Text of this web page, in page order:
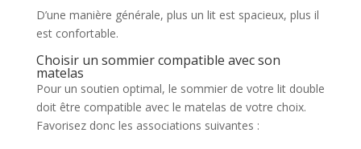
D’une manière générale, plus un lit est spacieux, plus il
est confortable.
Choisir un sommier compatible avec son
matelas
Pour un soutien optimal, le sommier de votre lit double
doit être compatible avec le matelas de votre choix.
Favorisez donc les associations suivantes :